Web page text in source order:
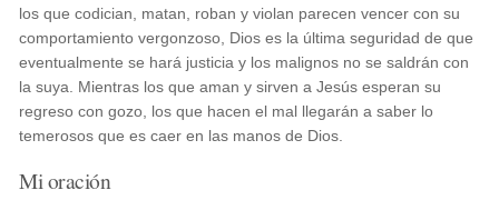
los que codician, matan, roban y violan parecen vencer con su
comportamiento vergonzoso, Dios es la última seguridad de que
eventualmente se hará justicia y los malignos no se saldrán con
la suya. Mientras los que aman y sirven a Jesús esperan su
regreso con gozo, los que hacen el mal llegarán a saber lo
temerosos que es caer en las manos de Dios.
Mi oración